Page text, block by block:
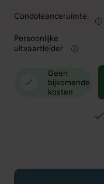
Condoleanceruimte
Persoonlijke
uitvaartleider
Geen
bijkomende
kosten